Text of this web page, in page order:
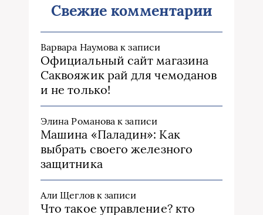
Свежие комментарии
Варвара Наумова к записи
Официальный сайт магазина
Саквояжик рай для чемоданов
и не только!
Элина Романова к записи
Машина «Паладин»: Как
выбрать своего железного
защитника
Али Щегловк записи
Что такое управление? кто